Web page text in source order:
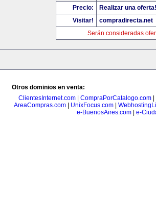
Precio:
Realizar una oferta!
Visitar!
compradirecta.net
Serán consideradas
Otros dominios en venta:
ClientesInternet.com
CompraPorCatalogo.com
AreaCompras.com
UnixFocus.com
e-BuenosAires.com| e-